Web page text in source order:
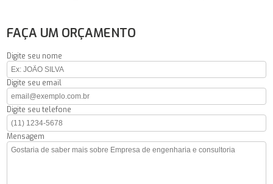
FAÇA UM ORÇAMENTO
Digite seu nome
Digite seu email
Digite seu telefone
Mensagem